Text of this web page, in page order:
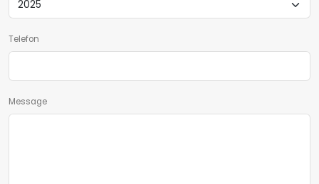
Telefon
Message